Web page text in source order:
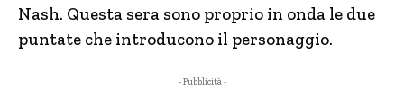
Nash. Questa sera sono proprio in onda le due
puntate che introducono il personaggio.
- Pubblicità -